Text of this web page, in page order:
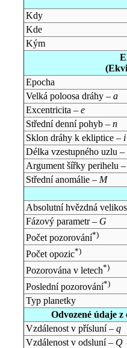
Kdy
Kde
Kým
Epocha
Velká poloosa dráhy – a
Excentricita – e
Střední denní pohyb – n
Sklon dráhy k ekliptice – i
Délka vzestupného uzlu –
Argument šířky perihelu
Střední anomálie – M
Absolutní hvězdná
Fázový parametr – G
Počet pozorování*)
Počet opozic*)
Pozorována v letech*)
Poslední pozorování*)
Typ planetky
Odvozené údaje
Vzdálenost v přísluní – q
Vzdálenost v odsluní – Q